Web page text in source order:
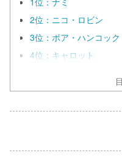
2位：ニコ・ロビン
3位：ボア・ハンコック
4位：キャロット